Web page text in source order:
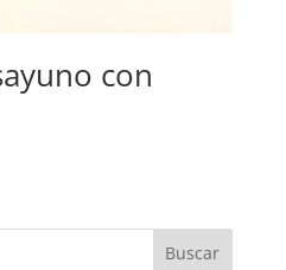
con
Buscar